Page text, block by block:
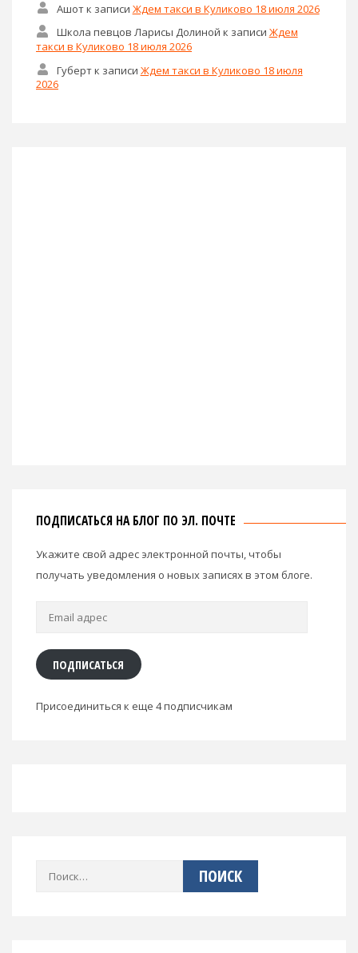
Ашотк записи Ждем такси в Куликово 18 июля 2026
Школа певцов Ларисы Долиной к записи Ждем
такси в Куликово 18 июля 2026
Губертк записи Ждем такси в Куликово 18 июля
2026
ПОДПИСАТЬСЯ НА БЛОГ ПО ЭЛ. ПОЧТЕ
Укажите свой адрес электронной почты, чтобы
получать уведомления о новых записях в этом блоге.
Email
ПОДПИСАТЬСЯ
Присоединиться к еще 4 подписчикам
Найти: